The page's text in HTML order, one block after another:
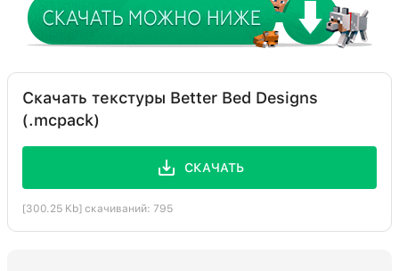
Скачать текстуры Better Bed Designs
(.mcpack)
СКАЧАТЬ
[300.25 Kb] скачиваний: 795